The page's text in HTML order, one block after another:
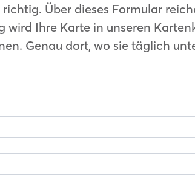
Über dieses Formular
wird Ihre Karte in unseren
Genau dort, wo sie täglich